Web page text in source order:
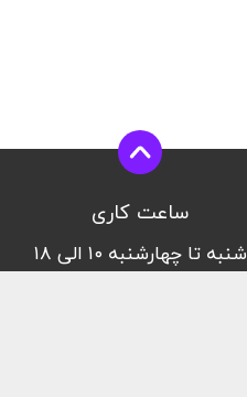
ساعت کاری
شنبه تا چهارشنبه ۱۰ الی ۱۸